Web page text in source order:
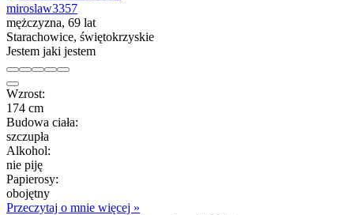
miroslaw3357
mężczyzna, 69 lat
Starachowice, świętokrzyskie
Jestem jaki jestem
Wzrost:
174 cm
Budowa ciała:
szczupła
Alkohol:
nie piję
Papierosy:
obojętny
Przeczytaj o mnie więcej »